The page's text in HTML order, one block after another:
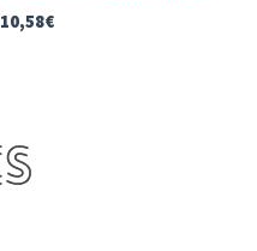
10,58€